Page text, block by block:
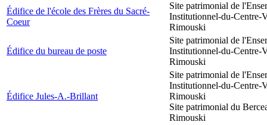
Édifice de l'école des Frères du Sacré-
Coeur
Site patrimonial de
Institutionnel-du-Centre-
Rimouski
Édifice du bureau de poste
Site patrimonial de
Institutionnel-du-Centre-
Rimouski
Édifice Jules-A.-Brillant
Site patrimonial de
Institutionnel-du-Centre-
Rimouski
Site patrimonial du
Rimouski